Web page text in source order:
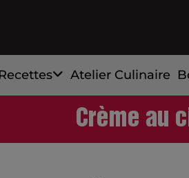
Atelier Culinaire
Crème au